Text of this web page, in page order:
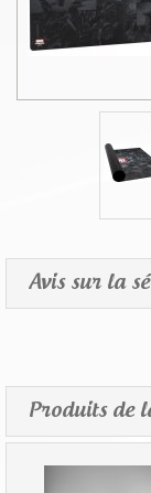
Avis sur la
Produits de